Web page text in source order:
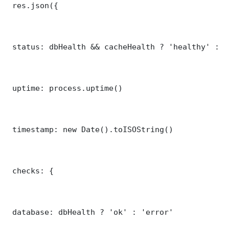
res.json({
status: dbHealth && cacheHealth ? 'healthy' :
uptime: process.uptime()
timestamp: new Date().toISOString()
checks: {
database: dbHealth ? 'ok' : 'error'